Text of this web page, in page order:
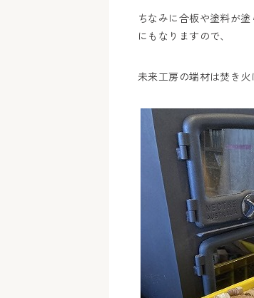
ちなみに合板や塗料が
にもなりますので、
未来工房の端材は焚き火